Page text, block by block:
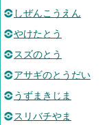
しぜんこうえん
やけたとう
スズのとう
アサギのとうだい
うずまきじま
スリバチやま